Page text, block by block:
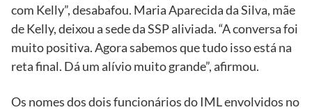
com Kelly”, desabafou. Maria Aparecida da Silva, mãe
de Kelly, deixou a sede da SSP aliviada. “A conversa foi
muito positiva. Agora sabemos que tudo isso está na
reta final. Dá um alívio muito grande”, afirmou.
Os nomes dos dois funcionários do IML envolvidos no